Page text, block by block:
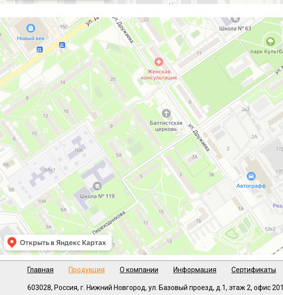
Главная Продукция О компании Информация Сертификаты
603028, Россия, г. Нижний Новгород, ул. Базовый проезд, д.1, этаж 2, офис 201